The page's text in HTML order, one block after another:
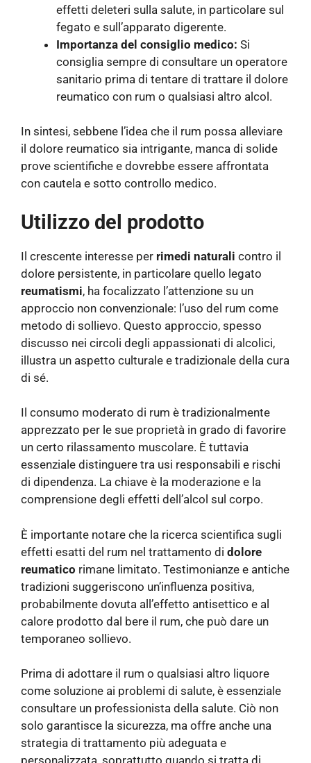
effetti deleteri sulla salute, in particolare sul
fegato e sull’apparato digerente.
Importanza del consiglio medico: Si
consiglia sempre di consultare un operatore
sanitario prima di tentare di trattare il dolore
reumatico con rum o qualsiasi altro alcol.
In sintesi, sebbene l’idea che il rum possa alleviare
il dolore reumatico sia intrigante, manca di solide
prove scientifiche e dovrebbe essere affrontata
con cautela e sotto controllo medico.
Utilizzo del prodotto
Il crescente interesse per rimedi naturali contro il
dolore persistente, in particolare quello legato
reumatismi, ha focalizzato l’attenzione su un
approccio non convenzionale: l’uso del rum come
metodo di sollievo. Questo approccio, spesso
discusso nei circoli degli appassionati di alcolici,
illustra un aspetto culturale e tradizionale della cura
di sé.
Il consumo moderato di rum è tradizionalmente
apprezzato per le sue proprietà in grado di favorire
un certo rilassamento muscolare. È tuttavia
essenziale distinguere tra usi responsabili e rischi
di dipendenza. La chiave è la moderazione e la
comprensione degli effetti dell’alcol sul corpo.
È importante notare che la ricerca scientifica sugli
effetti esatti del rum nel trattamento di dolore
reumatico rimane limitato. Testimonianze e antiche
tradizioni suggeriscono un’influenza positiva,
probabilmente dovuta all’effetto antisettico e al
calore prodotto dal bere il rum, che può dare un
temporaneo sollievo.
Prima di adottare il rum o qualsiasi altro liquore
come soluzione ai problemi di salute, è essenziale
consultare un professionista della salute. Ciò non
solo garantisce la sicurezza, ma offre anche una
strategia di trattamento più adeguata e